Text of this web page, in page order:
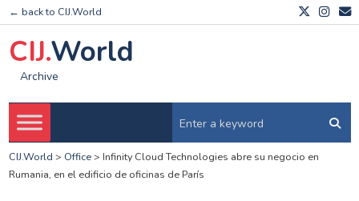
← back to CIJ.World
CIJ.World
Archive
CIJ.World > Office> Infinity Cloud Technologies abre su negocio en
Rumania, en el edificio de oficinas de París